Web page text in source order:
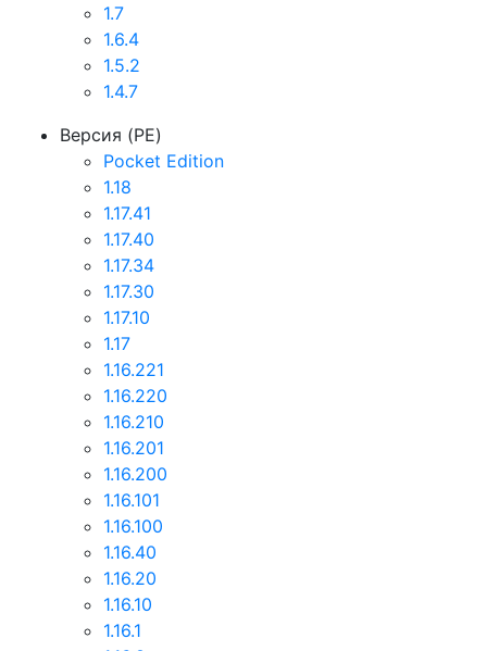
1.7
1.6.4
1.5.2
1.4.7
Версия (PE)
Pocket Edition
1.18
1.17.41
1.17.40
1.17.34
1.17.30
1.17.10
1.17
1.16.221
1.16.220
1.16.210
1.16.201
1.16.200
1.16.101
1.16.100
1.16.40
1.16.20
1.16.10
1.16.1